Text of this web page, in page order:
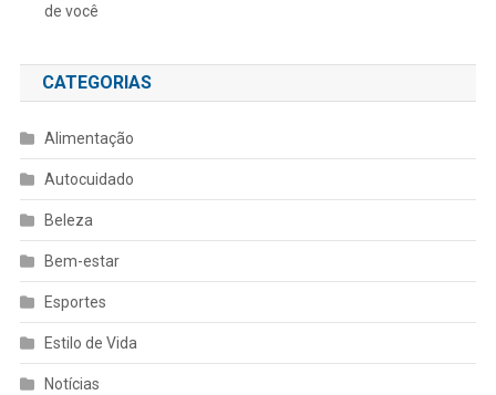
de você
CATEGORIAS
Alimentação
Autocuidado
Beleza
Bem-estar
Esportes
Estilo de Vida
Notícias